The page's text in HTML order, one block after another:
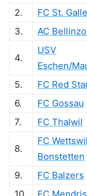
2.
FC St.
3.
AC
4.
USV
Eschen/
5. FC Red
6.
FC Gossau
7.
FC Thalwil
8.
FC
Bonstetten
9. FC Balzers
10.
FC